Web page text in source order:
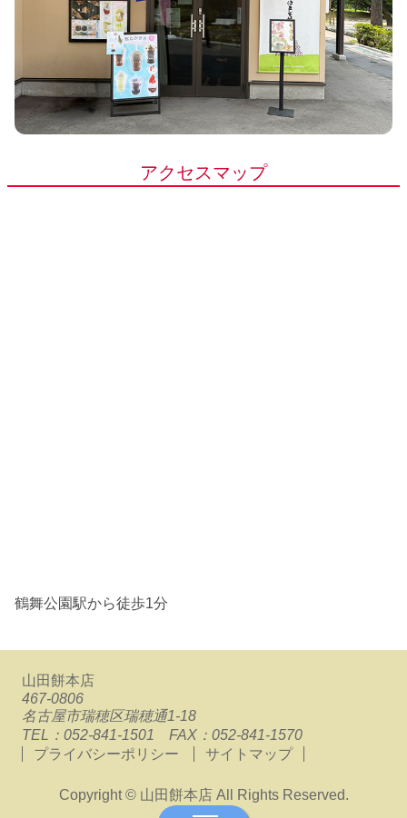
アクセスマップ
鶴舞公園駅から徒歩1分
山田餅本店
467-0806
名古屋市瑞穂区瑞穂通1-18
TEL：052-841-1501 FAX：052-841-1570
プライバシーポリシー
サイトマップ
Copyright © 山田餅本店 All Rights Reserved.